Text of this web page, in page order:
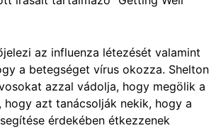
az influenza létezését valamint
a betegséget vírus okozza. Shelton
azzal vádolja, hogy megölik a
hogy azt tanácsolják nekik, hogy a
érdekében étkezzenek